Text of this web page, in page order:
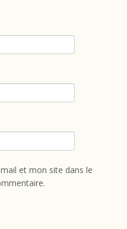
et mon site dans le